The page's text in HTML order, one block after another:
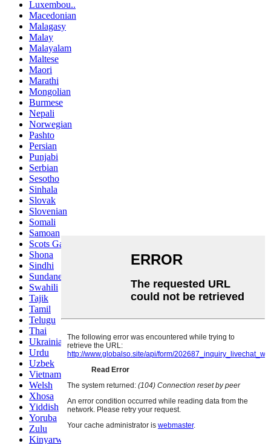
Luxembou..
Macedonian
Malagasy
Malay
Malayalam
Maltese
Maori
Marathi
Mongolian
Burmese
Nepali
Norwegian
Pashto
Persian
Punjabi
Serbian
Sesotho
Sinhala
Slovak
Slovenian
Somali
Samoan
Scots Gaelic
Shona
Sindhi
Sundanese
Swahili
Tajik
Tamil
Telugu
Thai
Ukrainian
Urdu
Uzbek
Vietnamese
Welsh
Xhosa
Yiddish
Yoruba
Zulu
Kinyarwanda